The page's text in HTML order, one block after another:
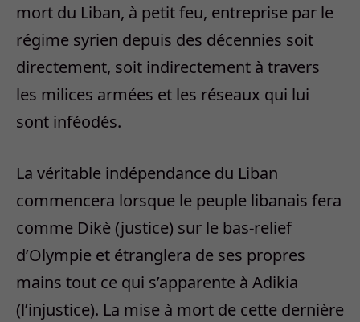
mort du Liban, à petit feu, entreprise par le
régime syrien depuis des décennies soit
directement, soit indirectement à travers
les milices armées et les réseaux qui lui
sont inféodés.
La véritable indépendance du Liban
commencera lorsque le peuple libanais fera
comme Dikè (justice) sur le bas-relief
d’Olympie et étranglera de ses propres
mains tout ce qui s’apparente à Adikia
(l’injustice). La mise à mort de cette dernière